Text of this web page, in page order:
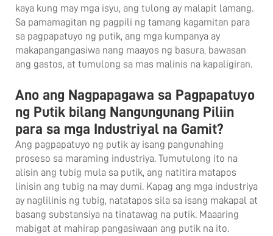
kaya kung may mga isyu, ang tulong ay malapit lamang.
Sa pamamagitan ng pagpili ng tamang kagamitan para
sa pagpapatuyo ng putik, ang mga kumpanya ay
makapangangasiwa nang maayos ng basura, bawasan
ang gastos, at tumulong sa mas malinis na kapaligiran.
Ano ang Nagpapagawa sa Pagpapatuyo
ng Putik bilang Nangungunang Piliin
para sa mga Industriyal na Gamit?
Ang pagpapatuyo ng putik ay isang pangunahing
proseso sa maraming industriya. Tumutulong ito na
alisin ang tubig mula sa putik, ang natitira matapos
linisin ang tubig na may dumi. Kapag ang mga industriya
ay naglilinis ng tubig, natatapos sila sa isang makapal at
basang substansiya na tinatawag na putik. Maaaring
mabigat at mahirap pangasiwaan ang putik na ito.